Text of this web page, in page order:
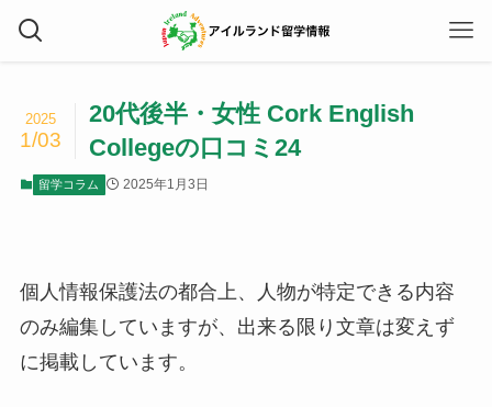
20代後半・女性 Cork English
Collegeの口コミ24
2025
1/03
留学コラム 2025年1月3日
個人情報保護法の都合上、人物が特定できる内容
のみ編集していますが、出来る限り文章は変えず
に掲載しています。